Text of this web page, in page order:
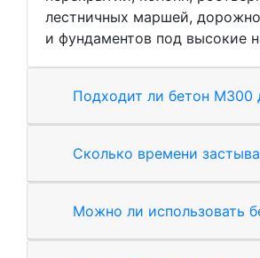
лестничных маршей,
и фундаментов под высокие
Подходит ли бетон М300
Сколько времени
Можно ли использовать